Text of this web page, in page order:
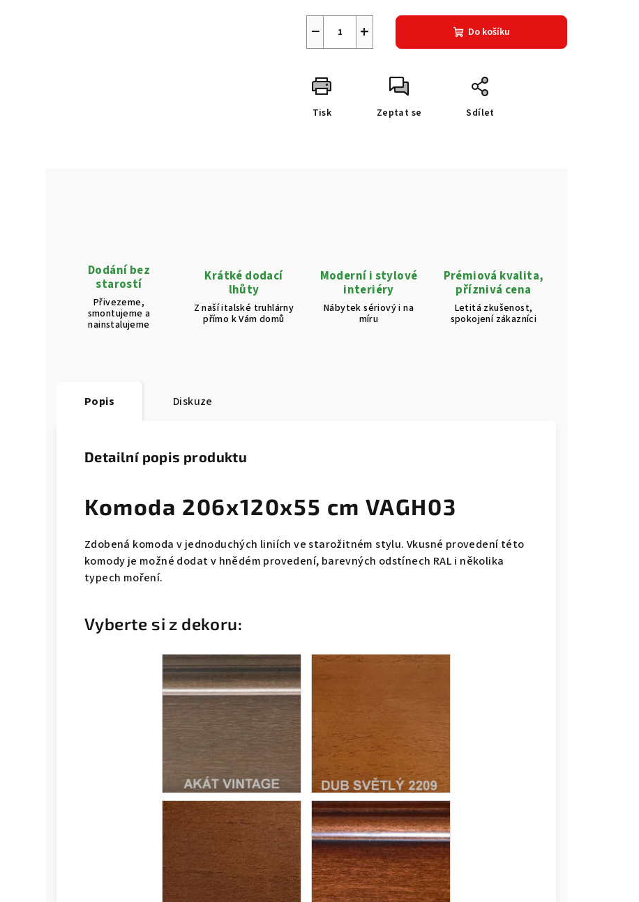
+
− Do košíku
Tisk Zeptat se Sdílet
Dodání bez
starostí
Přivezeme,
smontujeme a
nainstalujeme
Krátké dodací
lhůty
Z naší italské truhlárny
přímo k Vám domů
Moderní i stylové
interiéry
Nábytek sériový i na
míru
Prémiová kvalita,
příznivá cena
Letitá zkušenost,
spokojení zákazníci
Popis Diskuze
Detailní popis produktu
Komoda 206x120x55 cm VAGH03
Zdobená komoda v jednoduchých liniích ve starožitném stylu. Vkusné provedení této
komody je možné dodat v hnědém provedení, barevných odstínech RAL i několika
typech moření.
Vyberte si z dekoru: